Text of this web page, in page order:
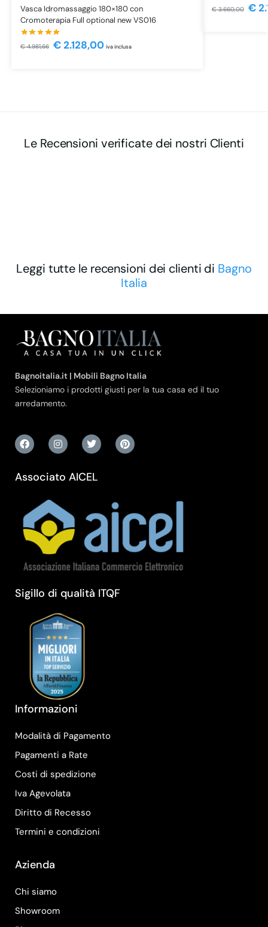
Vasca Idromassaggio 180×180 con
Cromoterapia Full optional new VS016
€4.981,66 €2.128,00 iva inclusa
€3.660,00 €
Le Recensioni verificate dei nostri Clienti
Leggi tutte le recensioni dei clienti di Bagno
Italia
Bagnoitalia.it | Mobili Bagno Italia
Selezioniamo i prodotti giusti per la tua casa ed il tuo
arredamento.
Associato AICEL
Sigillo di qualità ITQF
Informazioni
Modalità di Pagamento
Pagamenti a Rate
Costi di spedizione
Iva Agevolata
Diritto di Recesso
Termini e condizioni
Azienda
Chi siamo
Showroom